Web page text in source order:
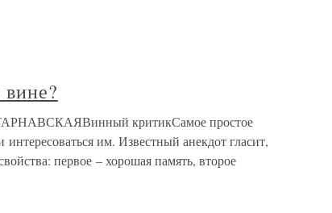
вине?
критикСамое простое
им. Известный анекдот гласит,
первое – хорошая память, второе